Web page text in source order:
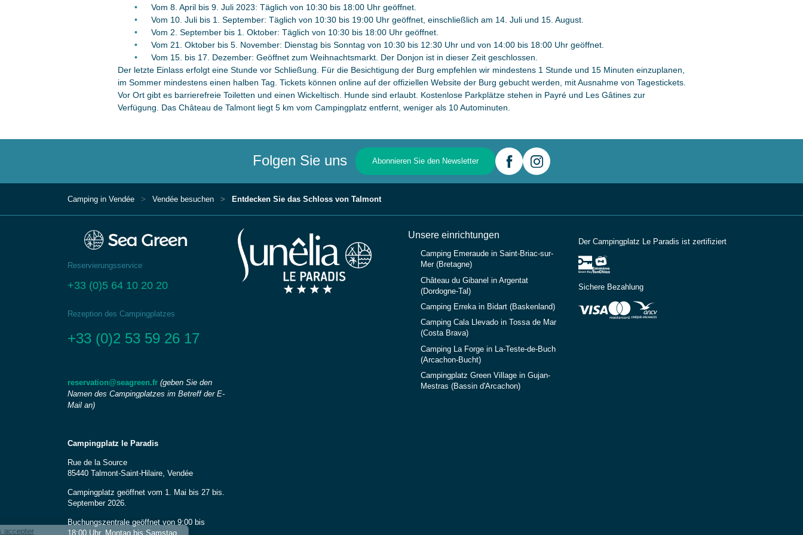
Vom 8. April bis 9. Juli 2023: Täglich von 10:30 bis 18:00 Uhr geöffnet.
Vom 10. Juli bis 1. September: Täglich von 10:30 bis 19:00 Uhr geöffnet, einschließlich am 14. Juli und 15. August.
Vom 2. September bis 1. Oktober: Täglich von 10:30 bis 18:00 Uhr geöffnet.
Vom 21. Oktober bis 5. November: Dienstag bis Sonntag von 10:30 bis 12:30 Uhr und von 14:00 bis 18:00 Uhr geöffnet.
Vom 15. bis 17. Dezember: Geöffnet zum Weihnachtsmarkt. Der Donjon ist in dieser Zeit geschlossen.
Der letzte Einlass erfolgt eine Stunde vor Schließung. Für die Besichtigung der Burg empfehlen wir mindestens 1 Stunde und 15 Minuten einzuplanen,
im Sommer mindestens einen halben Tag. Tickets können online auf der offiziellen Website der Burg gebucht werden, mit Ausnahme von Tagestickets.
Vor Ort gibt es barrierefreie Toiletten und einen Wickeltisch. Hunde sind erlaubt. Kostenlose Parkplätze stehen in Payré und Les Gâtines zur
Verfügung. Das Château de Talmont liegt 5 km vom Campingplatz entfernt, weniger als 10 Autominuten.
Folgen Sie uns Abonnieren Sie den Newsletter
Camping in Vendée Vendée besuchen Entdecken Sie das Schloss von Talmont
Reservierungsservice
+33 (0)5 64 10 20 20
Rezeption des Campingplatzes
+33 (0)2 53 59 26 17
reservation@seagreen.fr (geben Sie den
Namen des Campingplatzes im Betreff der E-
Mail an)
Campingplatz le Paradis
Rue de la Source
85440 Talmont-Saint-Hilaire, Vendée
Campingplatz geöffnet vom 1. Mai bis 27 bis.
September 2026.
Buchungszentrale geöffnet von 9:00 bis
18:00 Uhr, Montag bis Samstag.
Unsere einrichtungen
Camping Emeraude in Saint-Briac-sur-
Mer (Bretagne)
Château du Gibanel in Argentat
(Dordogne-Tal)
Camping Erreka in Bidart (Baskenland)
Camping Cala Llevado in Tossa de Mar
(Costa Brava)
Camping La Forge in La-Teste-de-Buch
(Arcachon-Bucht)
Campingplatz Green Village in Gujan-
Mestras (Bassin d'Arcachon)
Der Campingplatz Le Paradis ist zertifiziert
Sichere Bezahlung